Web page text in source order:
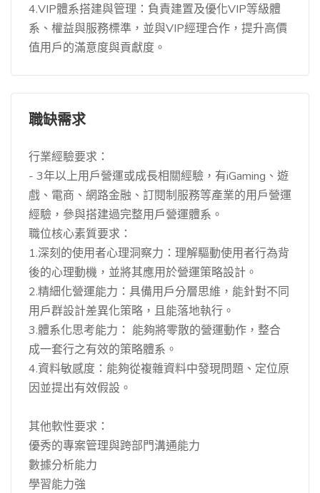
4.VIP體系搭建與管理：負責建置及優化VIP等級體
系、權益與服務標準，並與VIP經理合作，提升高價
值用戶的滿意度與貢獻度。
職缺需求
行業經驗要求：
- 3年以上用戶營運或成長相關經驗，有iGaming、遊
戲、電商、網路金融、訂閱制服務等產業的用戶營運
經驗，參與搭建過完整用戶營運體系。
職位核心素質要求：
1.深刻的使用者心理洞察力：理解驅動使用者行為背
後的心理動機，並將其應用於營運策略設計。
2.精細化營運能力：具備用戶分層思維，能針對不同
用戶群設計差異化策略，且能落地執行。
3.體系化思考能力： 能夠將零散的營運動作，整合
成一套行之有效的策略體系。
4.資料敏感度：能夠從複雜資料中發現問題、定位原
因並提出有效假設。
其他軟性要求：
優秀的專案管理與跨部門溝通能力
數據分析能力
學習能力強